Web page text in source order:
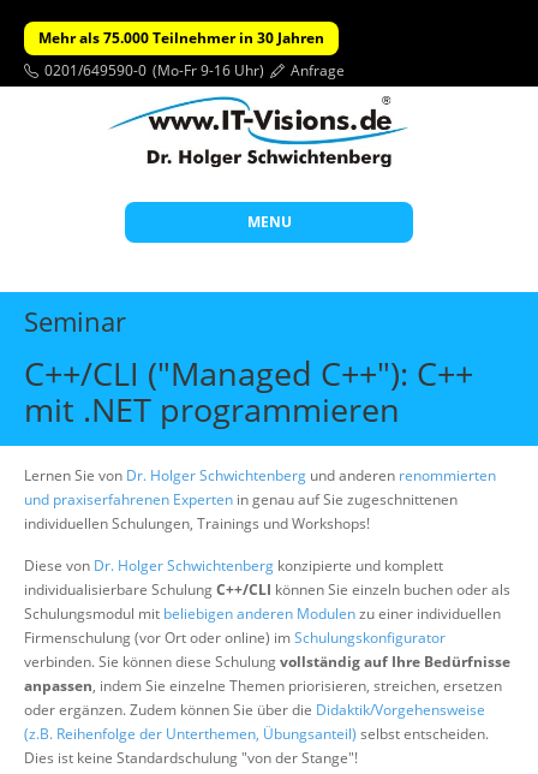
Mehr als 75.000 Teilnehmer in 30 Jahren
0201/649590-0 (Mo-Fr 9-16 Uhr) Anfrage
MENU
Start
Beratung
Individuelle Schulungen
Offene Seminare
Wissen
Suche
Seminar
C++/CLI ("Managed C++"): C++
mit .NET programmieren
Lernen Sie von Dr. Holger Schwichtenberg und anderen renommierten
und praxiserfahrenen Experten in genau auf Sie zugeschnittenen
individuellen Schulungen, Trainings und Workshops!
Diese von Dr. Holger Schwichtenberg konzipierte und komplett
individualisierbare SchulungC++/CLI können Sie einzeln buchen oder als
Schulungsmodul mit beliebigen anderen Modulenzu einer individuellen
Firmenschulung (vor Ort oder online) imSchulungskonfigurator
verbinden. Sie können diese Schulungvollständig auf Ihre Bedürfnisse
anpassen, indem Sie einzelne Themen priorisieren, streichen, ersetzen
oder ergänzen. Zudem können Sie über die Didaktik/Vorgehensweise
(z.B. Reihenfolge der Unterthemen, Übungsanteil) selbst entscheiden.
Dies ist keine Standardschulung "von der Stange"!